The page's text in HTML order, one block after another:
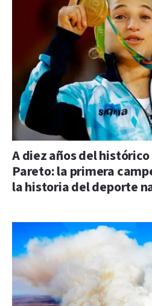
A diez años del
Pareto: la primera
la historia del deporte